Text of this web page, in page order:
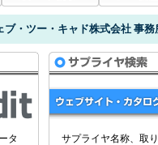
ブ・ツー・キャド株式会社 事
タ
サプライヤ名称、取